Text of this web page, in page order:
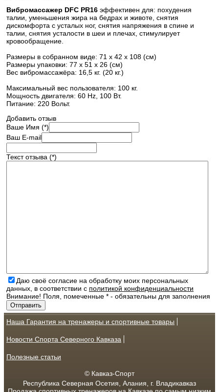
Вибромассажер DFC PR16 эффективен для: похудения
талии, уменьшения жира на бедрах и животе, снятия
дискомфорта с усталых ног, снятия напряжения в спине и
талии, снятия усталости в шеи и плечах, стимулирует
кровообращение.
Размеры в собранном виде: 71 x 42 x 108 (см)
Размеры упаковки: 77 x 51 x 26 (см)
Вес вибромассажёра: 16,5 кг. (20 кг.)
Максимальный вес пользователя: 100 кг.
Мощность двигателя: 60 Hz, 100 Вт.
Питание: 220 Вольт.
Добавить отзыв
Ваше Имя (*)
Ваш E-mail
Текст отзыва (*)
Даю своё согласие на обработку моих персональных
данных, в соответствии с политикой конфиденциальности
Внимание! Поля, помеченные * - обязательны для заполнения
Наша Гарантия на тренажеры и спортивные товары
Новости Спорта Северного Кавказа
Полезные статьи
© Кавказ-Спорт
Республика Северная Осетия, Алания, г. Владикавказ